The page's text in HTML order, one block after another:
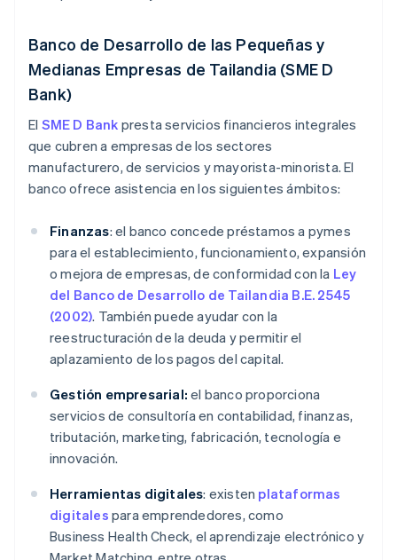
Banco de Desarrollo de las Pequeñas y
Medianas Empresas de Tailandia (SME D
Bank)
El SME D Bank presta servicios financieros integrales
que cubren a empresas de los sectores
manufacturero, de servicios y mayorista-minorista. El
banco ofrece asistencia en los siguientes ámbitos:
Finanzas: el banco concede préstamos a pymes
para el establecimiento, funcionamiento, expansión
o mejora de empresas, de conformidad con la Ley
del Banco de Desarrollo de Tailandia B.E. 2545
(2002). También puede ayudar con la
reestructuración de la deuda y permitir el
aplazamiento de los pagos del capital.
Gestión empresarial: el banco proporciona
servicios de consultoría en contabilidad, finanzas,
tributación, marketing, fabricación, tecnología e
innovación.
Herramientas digitales: existen plataformas
digitales para emprendedores, como
Business Health Check, el aprendizaje electrónico y